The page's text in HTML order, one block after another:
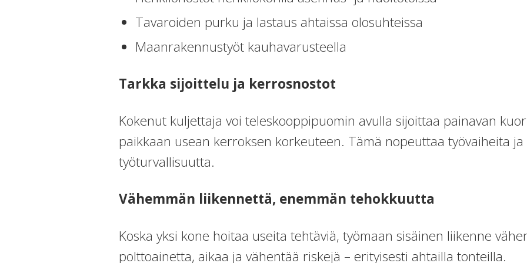
Tavaroiden purku ja lastaus ahtaissa olosuhteissa
Maanrakennustyöt kauhavarusteella
Tarkka sijoittelu ja kerrosnostot
Kokenut kuljettaja voi teleskooppipuomin avulla sijoittaa painavan
paikkaan usean kerroksen korkeuteen. Tämä nopeuttaa työvaiheita
työturvallisuutta.
Vähemmän liikennettä, enemmän tehokkuutta
Koska yksi kone hoitaa useita tehtäviä, työmaan sisäinen liikenne
polttoainetta, aikaa ja vähentää riskejä – erityisesti ahtailla tonteilla.